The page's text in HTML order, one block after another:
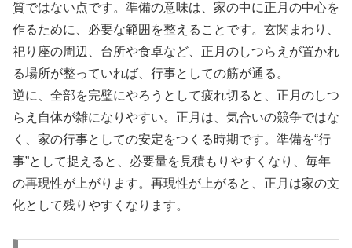
質ではない点です。準備の意味は、家の中に正月の中心を
作るために、必要な範囲を整えることです。玄関まわり、
祀り座の周辺、台所や食卓など、正月のしつらえが置かれ
る場所が整っていれば、行事としての筋が通る。
逆に、全部を完璧にやろうとして疲れ切ると、正月のしつ
らえ自体が雑になりやすい。正月は、気合いの競争ではな
く、家の行事としての安定をつくる時期です。準備を“行
事”として捉えると、必要量を見積もりやすくなり、毎年
の再現性が上がります。再現性が上がると、正月は家の文
化として残りやすくなります。